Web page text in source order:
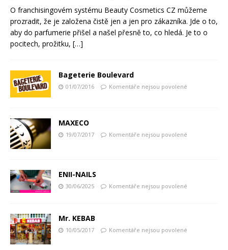
O franchisingovém systému Beauty Cosmetics CZ můžeme
prozradit, že je založena čistě jen a jen pro zákazníka. Jde o to,
aby do parfumerie přišel a našel přesně to, co hledá. Je to o
pocitech, prožitku, […]
Bageterie Boulevard
01/07/2016 Komentáře nejsou povolené
MAXECO
19/07/2017 Komentáře nejsou povolené
ENII-NAILS
30/06/2025 Komentáře nejsou povolené
Mr. KEBAB
10/05/2017 Komentáře nejsou povolené